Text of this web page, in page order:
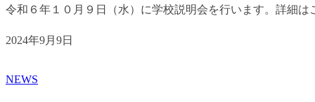
令和６年１０月９日（水）に学校説明会を行います。詳細は
2024年9月9日
NEWS